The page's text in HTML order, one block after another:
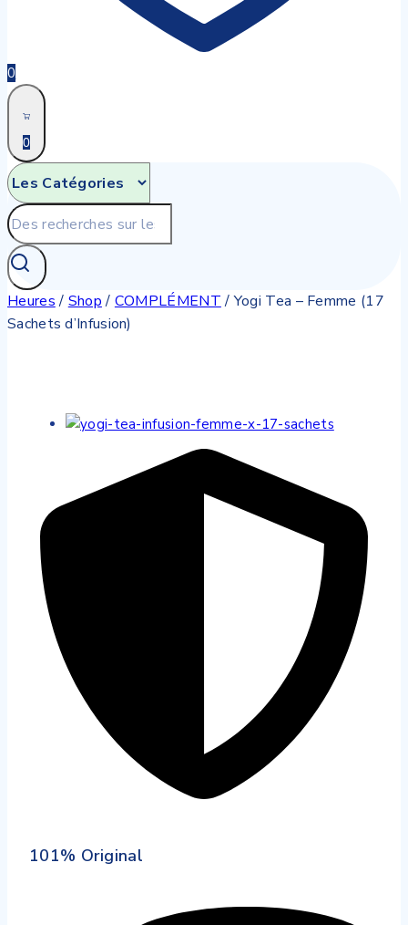
0
0
Recherche
pour:
Heures / Shop / COMPLÉMENT / Yogi Tea – Femme (17
Sachets d’Infusion)
101% Original